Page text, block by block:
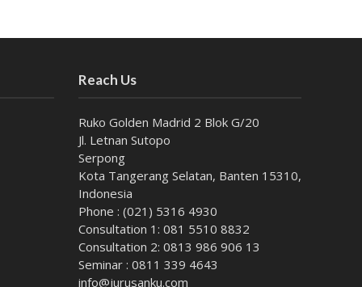
Reach Us
Ruko Golden Madrid 2 Blok G/20
Jl. Letnan Sutopo
Serpong
Kota Tangerang Selatan, Banten 15310,
Indonesia
Phone : (021) 5316 4930
Consultation 1: 081 5510 8832
Consultation 2: 0813 986 906 13
Seminar : 0811 339 4643
info@jurusanku.com